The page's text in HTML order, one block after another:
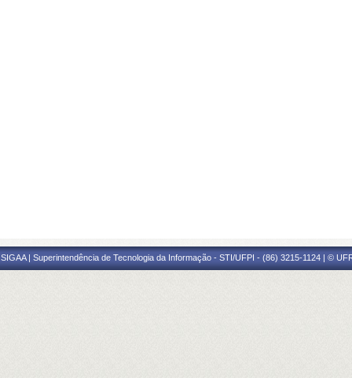
SIGAA | Superintendência de Tecnologia da Informação - STI/UFPI - (86) 3215-1124 | ©